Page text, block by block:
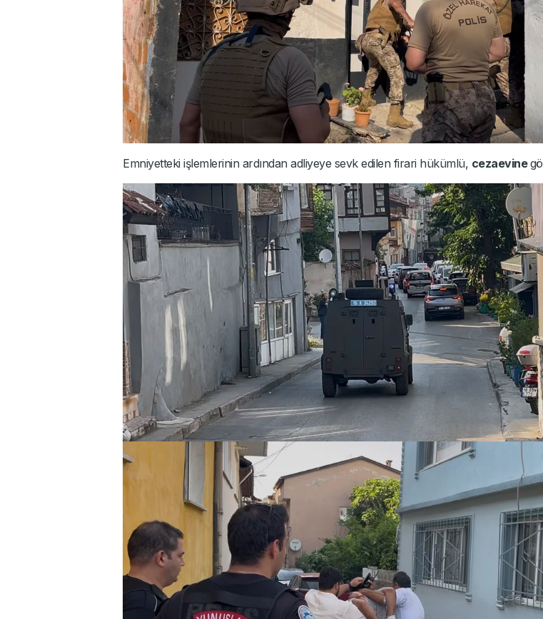
Emniyetteki işlemlerinin ardından adliyeye sevk edilen firari hükümlü, cezaevine